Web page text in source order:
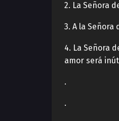
2. La Señora
3. A la
4. La Señora
amor será
.
.